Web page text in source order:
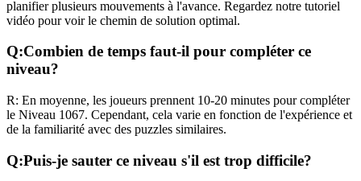
planifier plusieurs mouvements à l'avance. Regardez notre tutoriel
vidéo pour voir le chemin de solution optimal.
Q:Combien de temps faut-il pour compléter ce
niveau?
R: En moyenne, les joueurs prennent 10-20 minutes pour compléter
le Niveau 1067. Cependant, cela varie en fonction de l'expérience et
de la familiarité avec des puzzles similaires.
Q:Puis-je sauter ce niveau s'il est trop difficile?